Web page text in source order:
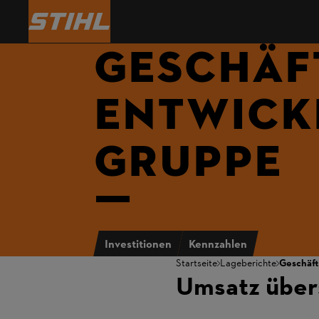
Nachhaltigkeitsbericht
GRUPPE
Investitionen Kennzahlen
Startseite Lageberichte
Umsatz